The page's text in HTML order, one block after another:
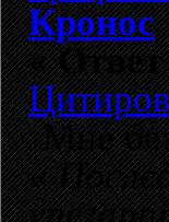
Кронос
«
Мне
«